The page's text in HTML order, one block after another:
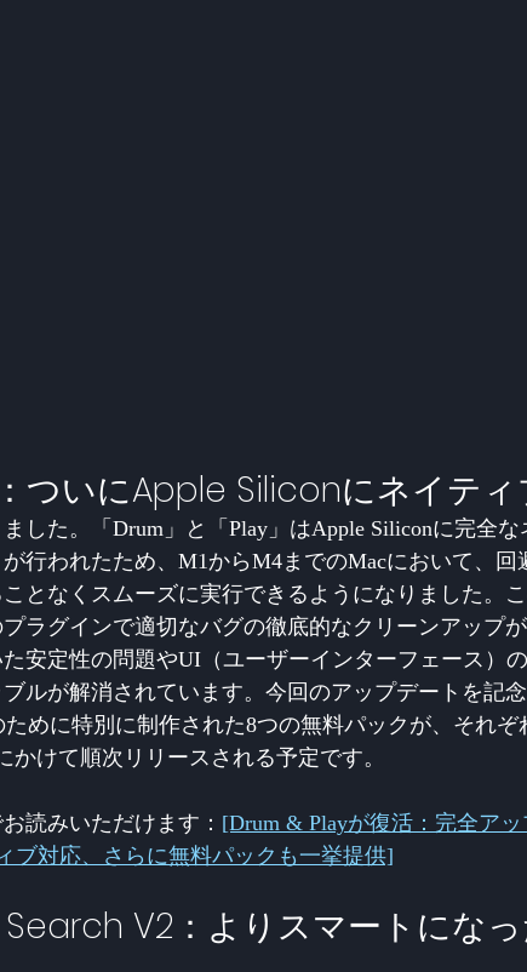
ついにApple Siliconにネイティ
した。「Drum」と「Play」はApple Siliconに完全
行われたため、M1からM4までのMacにおいて、回
となくスムーズに実行できるようになりました。
ラグインで適切なバグの徹底的なクリーンアップ
安定性の問題やUI（ユーザーインターフェース）
ルが解消されています。今回のアップデートを記念
ために特別に制作された8つの無料パックが、それ
かけて順次リリースされる予定です。
読みいただけます： [Drum & Playが復活：完全アッ
ブ対応、さらに無料パックも一挙提供]
V2：よりスマートにな